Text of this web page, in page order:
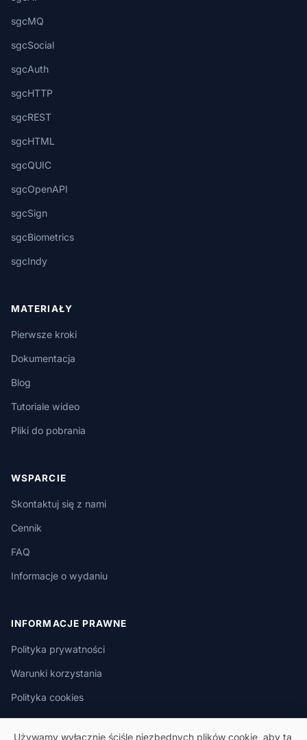
sgcMQ
sgcSocial
sgcAuth
sgcHTTP
sgcREST
sgcHTML
sgcQUIC
sgcOpenAPI
sgcSign
sgcBiometrics
sgcIndy
MATERIAŁY
Pierwsze kroki
Dokumentacja
Blog
Tutoriale wideo
Pliki do pobrania
WSPARCIE
Skontaktuj się z nami
Cennik
FAQ
Informacje o wydaniu
INFORMACJE PRAWNE
Polityka prywatności
Warunki korzystania
Polityka cookies
Używamy wyłącznie ściśle niezbędnych plików cookie, aby ta